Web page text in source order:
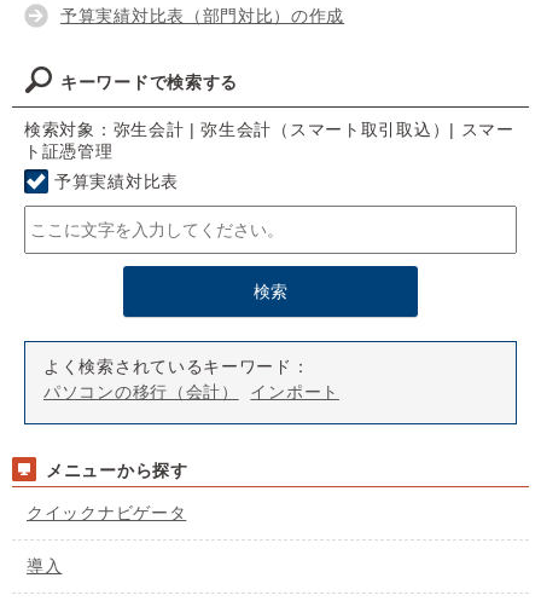
予算実績対比表（部門対比）の作成
キーワードで検索する
検索対象：弥生会計 | 弥生会計（スマート取引取込）| スマー
ト証憑管理
予算実績対比表
よく検索されているキーワード：
パソコンの移行（会計）
インポート
メニューから探す
クイックナビゲータ
導入